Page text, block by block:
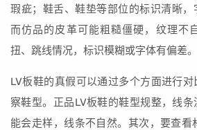
瑕疵；鞋舌、鞋垫等部位的标识清晰，
而仿品的皮革可能粗糙僵硬，纹理不
扭、跳线情况，标识模糊或字体有偏差。
LV板鞋的真假可以通过多个方面进行
察鞋型。正品LV板鞋的鞋型规整，线
能会走样，线条不自然。其次，要查看